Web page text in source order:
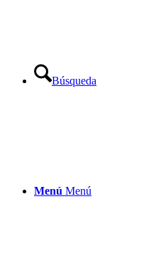
Búsqueda
Menú Menú